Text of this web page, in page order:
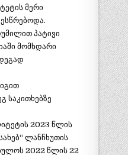
მერი
პატივი
მომხდარი
საკითხებზე
2023 წლის
ლანჩხუთის
2022 წლის 22